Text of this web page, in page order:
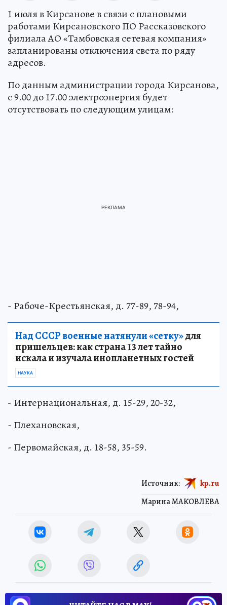
1 июля в Кирсанове в связи с плановыми
работами Кирсановского ПО Рассказовского
филиала АО «Тамбовская сетевая компания»
запланированы отключения света по ряду
адресов.
По данным администрации города Кирсанова,
с 9.00 до 17.00 электроэнергия будет
отсутствовать по следующим улицам:
- Рабоче-Крестьянская, д. 77-89, 78-94,
Над СССР военные натянули «сетку»для
пришельцев: как страна 13 лет тайно
искала и изучала инопланетных гостей
НАУКА
- Интернациональная, д. 15-29, 20-32,
- Плехановская,
- Первомайская, д. 18-58, 35-59.
Марина МАКОВЛЕВА
Источник: kp.ru